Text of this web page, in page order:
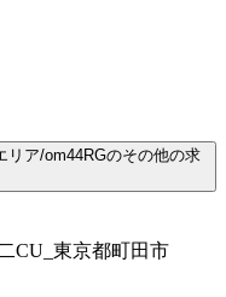
ア/om44RGのその他の求
CU_東京都町田市